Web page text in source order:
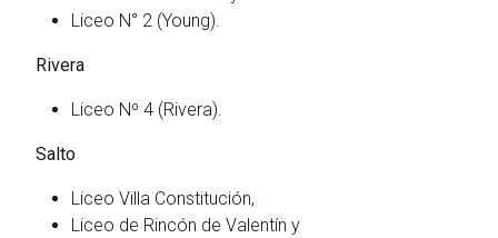
Liceo N° 2 (Young).
Rivera
Liceo Nº 4 (Rivera).
Salto
Liceo Villa Constitución,
Liceo de Rincón de Valentín y